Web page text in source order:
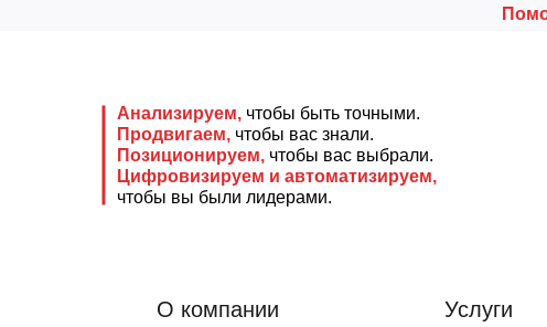
Анализируем, чтобы быть точными.
Продвигаем, чтобы вас знали.
Позиционируем, чтобы вас выбрали.
Цифровизируем и автоматизируем,
чтобы вы были лидерами.
О компании Услуги